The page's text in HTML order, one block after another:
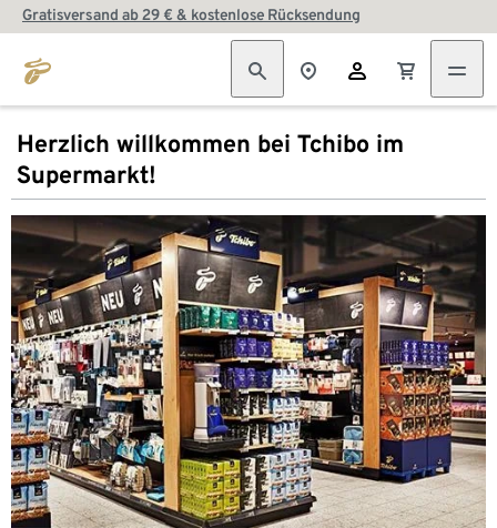
Gratisversand ab 29 € & kostenlose Rücksendung
Herzlich willkommen bei Tchibo im
Supermarkt!